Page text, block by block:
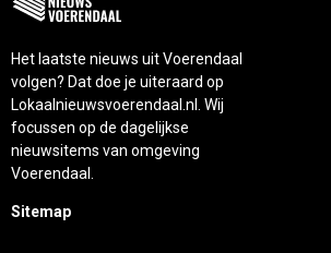
Het laatste nieuws uit Voerendaal
volgen? Dat doe je uiteraard op
Lokaalnieuwsvoerendaal.nl. Wij
focussen op de dagelijkse
nieuwsitems van omgeving
Voerendaal.
Sitemap